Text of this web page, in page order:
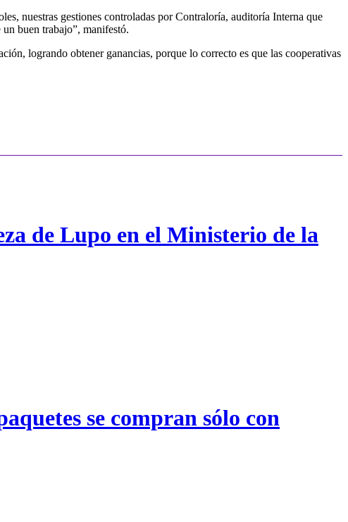
nuestras gestiones controladas por Contraloría, auditoría Interna que
un buen trabajo”, manifestó.
logrando obtener ganancias, porque lo correcto es que las cooperativas
de Lupo en el Ministerio de la
se compran sólo con